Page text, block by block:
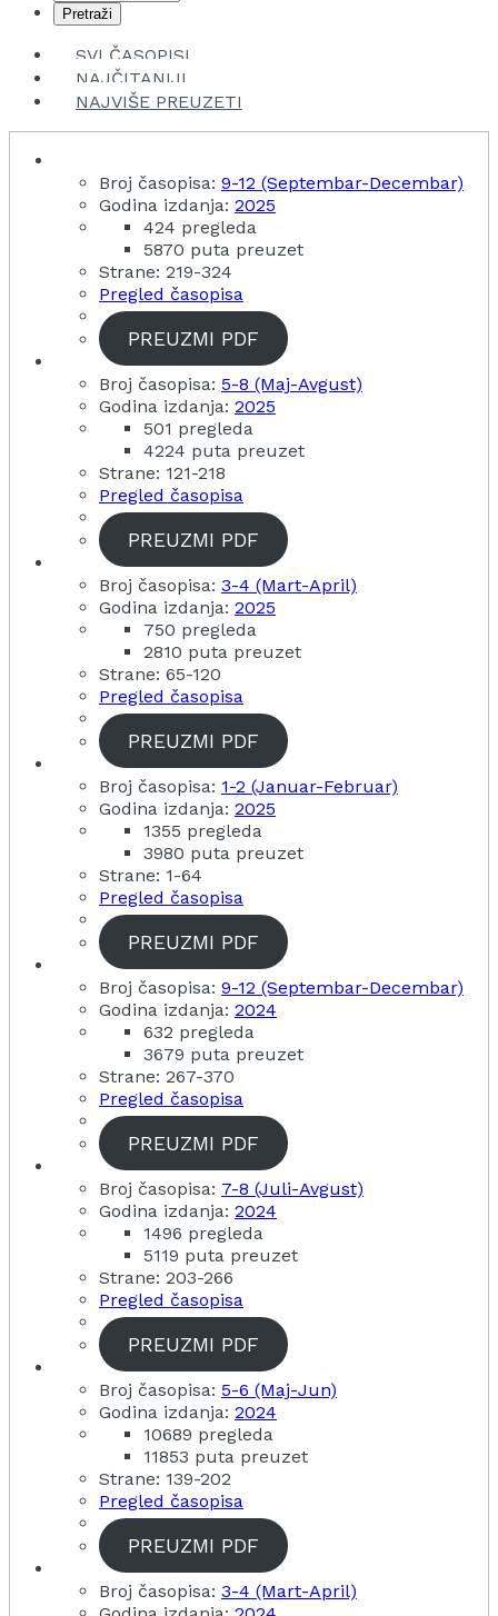
SVI ČASOPISI
NAJČITANIJI
NAJVIŠE PREUZETI
Broj časopisa: 9-12 (Septembar-Decembar)
Godina izdanja: 2025
424 pregleda
5870 puta preuzet
Strane: 219-324
Pregled časopisa
PREUZMI PDF
Broj časopisa: 5-8 (Maj-Avgust)
Godina izdanja: 2025
501 pregleda
4224 puta preuzet
Strane: 121-218
Pregled časopisa
PREUZMI PDF
Broj časopisa: 3-4 (Mart-April)
Godina izdanja: 2025
750 pregleda
2810 puta preuzet
Strane: 65-120
Pregled časopisa
PREUZMI PDF
Broj časopisa: 1-2 (Januar-Februar)
Godina izdanja: 2025
1355 pregleda
3980 puta preuzet
Strane: 1-64
Pregled časopisa
PREUZMI PDF
Broj časopisa: 9-12 (Septembar-Decembar)
Godina izdanja: 2024
632 pregleda
3679 puta preuzet
Strane: 267-370
Pregled časopisa
PREUZMI PDF
Broj časopisa: 7-8 (Juli-Avgust)
Godina izdanja: 2024
1496 pregleda
5119 puta preuzet
Strane: 203-266
Pregled časopisa
PREUZMI PDF
Broj časopisa: 5-6 (Maj-Jun)
Godina izdanja: 2024
10689 pregleda
11853 puta preuzet
Strane: 139-202
Pregled časopisa
PREUZMI PDF
Broj časopisa: 3-4 (Mart-April)